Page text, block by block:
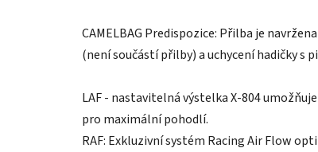
CAMELBAG Predispozice: Přilba je
(není součástí přilby) a uchycení hadičky s
LAF - nastavitelná výstelka X-804
pro maximální pohodlí.
RAF: Exkluzivní systém Racing Air Flow